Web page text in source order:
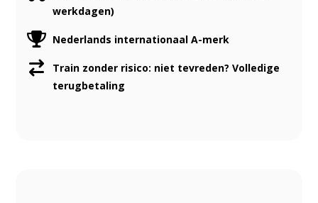
werkdagen)
Nederlands internationaal A-merk
Train zonder risico: niet tevreden? Volledige
terugbetaling